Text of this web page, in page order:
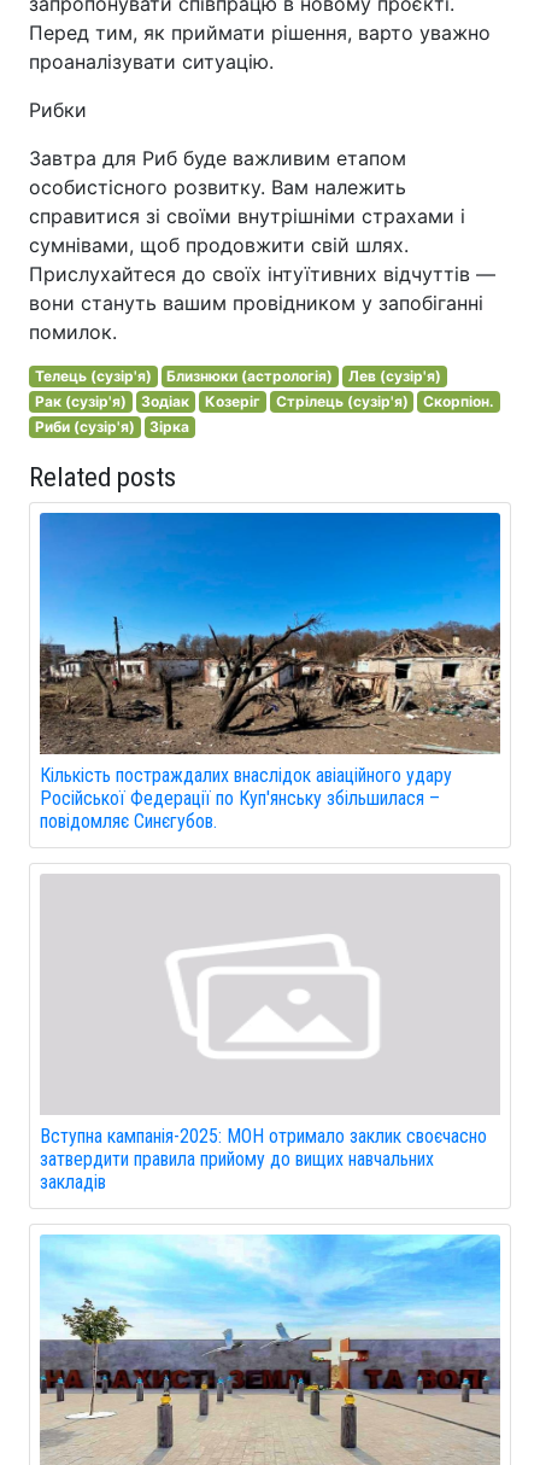
Перед тим, як приймати рішення, варто уважно
проаналізувати ситуацію.
Рибки
Завтра для Риб буде важливим етапом
особистісного розвитку. Вам належить
справитися зі своїми внутрішніми страхами і
сумнівами, щоб продовжити свій шлях.
Прислухайтеся до своїх інтуїтивних відчуттів —
вони стануть вашим провідником у запобіганні
помилок.
Телець (сузір'я) Близнюки (астрологія)
Лев (сузір'я)
Рак (сузір'я)
Зодіак Козеріг Стрілець (сузір'я)
Скорпіон.
Риби (сузір'я)
Зірка
Related posts
Кількість постраждалих внаслідок авіаційного удару
Російської Федерації по Куп'янську збільшилася –
повідомляє Синєгубов.
Вступна кампанія-2025: МОН отримало заклик своєчасно
затвердити правила прийому до вищих навчальних
закладів